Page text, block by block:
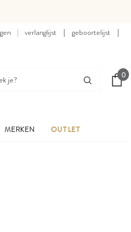
verlanglijst | geboortelijst |
0
MERKEN OUTLET